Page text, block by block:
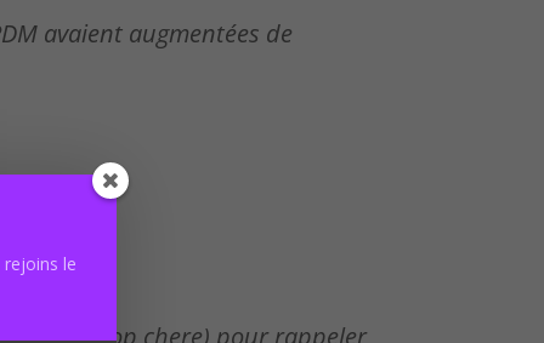
avaient augmentées de
ou pas trop chere) pour rappeler
le